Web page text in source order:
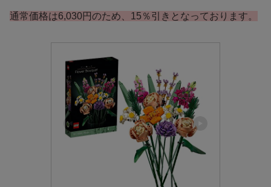
通常価格は6,030円のため、15％引きとなっております。